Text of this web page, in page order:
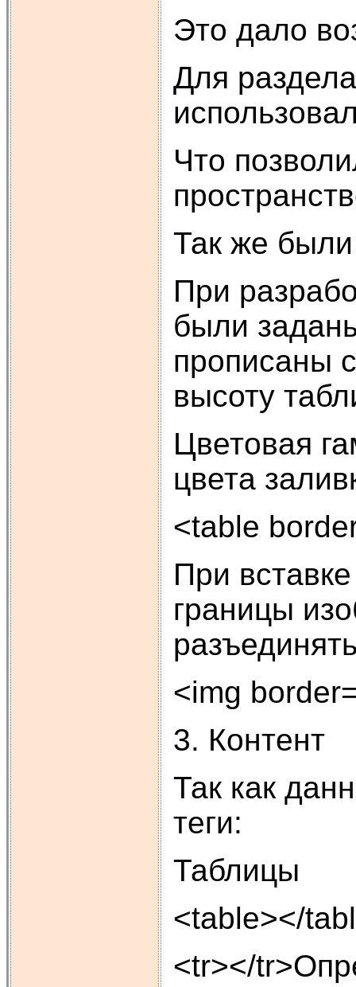
Это дало
Для
Что
Так же были
При
были
прописаны
высоту
Цветовая
цвета
<table
При
границы
<img
3. Контент
Так как
теги:
Таблицы
<table></
<tr></